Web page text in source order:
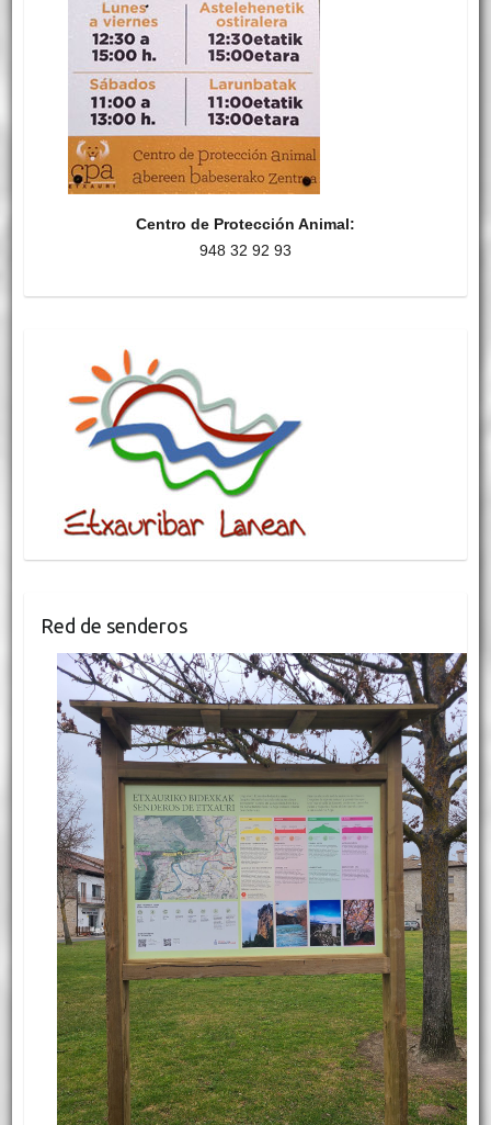
Centro de Protección Animal:
948 32 92 93
Red de senderos